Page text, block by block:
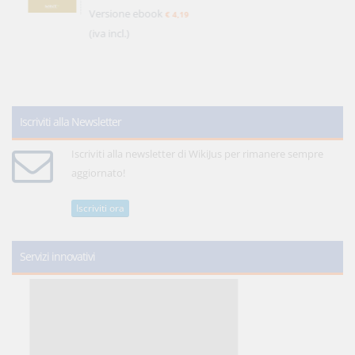
Versione ebook € 4,19
(iva incl.)
Iscriviti alla Newsletter
Iscriviti alla newsletter di WikiJus per rimanere sempre
aggiornato!
Iscriviti ora
Servizi innovativi